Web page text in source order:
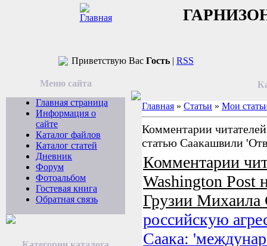
Приветствую Вас Гость | RSS
Меню сайта
Главная страница
Информация о
сайте
Каталог файлов
Каталог статей
Дневник
Форум
Фотоальбом
Гостевая книга
Обратная связь
Главная » Статьи » Мои
Комментарии
статью Саакашвили
Комментарии
Washington Post
Грузии
российскую
Саака: